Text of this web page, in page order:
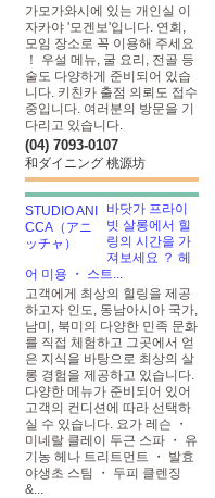
가모가와시에 있는 개인실 이
자카야 '모겐보'입니다. 연회,
모임 장소로 꼭 이용해 주세요
！ 우설 메뉴, 굴 요리, 전골 등
술도 다양하게 준비되어 있습
니다. 키친카 출점 의뢰도 접수
중입니다. 여러분의 방문을 기
다리고 있습니다.
(04) 7093-0107
和ダイニング 桃源坊
바닷가 프라이
빗 살롱에서 힐
링의 시간을 가
져보세요 ？ 헤
어 미용 ・ 스트...
고객에게 최상의 힐링을 제공
하고자 인도, 동남아시아 국가,
남미, 북미의 다양한 민족 문화
를 직접 체험하고 그곳에서 얻
은 지식을 바탕으로 최상의 살
롱 경험을 제공하고 있습니다.
다양한 메뉴가 준비되어 있어
고객의 컨디션에 따라 선택하
실 수 있습니다. 요가 레슨 ・
미네랄 클레이 두근 스파 ・ 유
기농 헤나 트리트먼트 ・ 발효
야생초 스팀 ・ 두피 클렌징
&...